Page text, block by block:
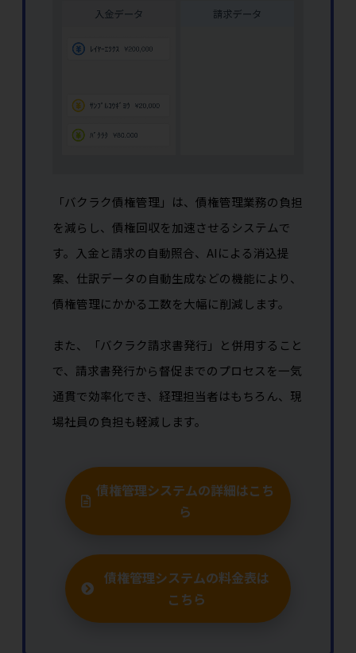
「バクラク債権管理」は、債権管理業務の負担
を減らし、債権回収を加速させるシステムで
す。入金と請求の自動照合、AIによる消込提
案、仕訳データの自動生成などの機能により、
債権管理にかかる工数を大幅に削減します。
また、「バクラク請求書発行」と併用すること
で、請求書発行から督促までのプロセスを一気
通貫で効率化でき、経理担当者はもちろん、現
場社員の負担も軽減します。
債権管理システムの詳細はこち
ら
債権管理システムの料金表は
こちら